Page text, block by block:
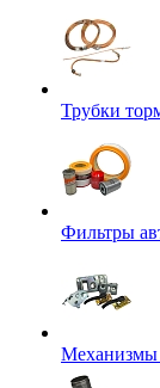
Трубки
Фильтры
Механизмы